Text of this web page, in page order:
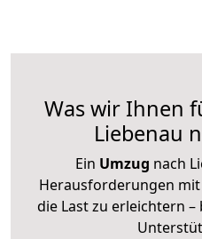
Was wir Ihnen
Liebenau
Ein Umzug nach
Herausforderungen
die Last zu erleichtern